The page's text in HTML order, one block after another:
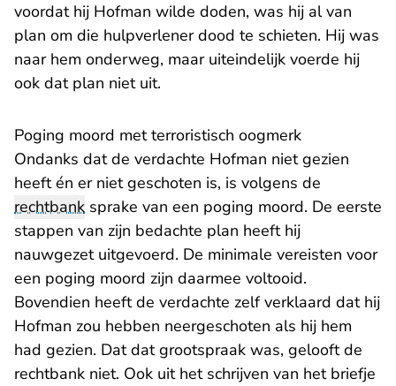
voordat hij Hofman wilde doden, was hij al van
plan om die hulpverlener dood te schieten. Hij was
naar hem onderweg, maar uiteindelijk voerde hij
ook dat plan niet uit.
Poging moord met terroristisch oogmerk
Ondanks dat de verdachte Hofman niet gezien
heeft én er niet geschoten is, is volgens de
rechtbank sprake van een poging moord. De eerste
stappen van zijn bedachte plan heeft hij
nauwgezet uitgevoerd. De minimale vereisten voor
een poging moord zijn daarmee voltooid.
Bovendien heeft de verdachte zelf verklaard dat hij
Hofman zou hebben neergeschoten als hij hem
had gezien. Dat dat grootspraak was, gelooft de
rechtbank niet. Ook uit het schrijven van het briefje